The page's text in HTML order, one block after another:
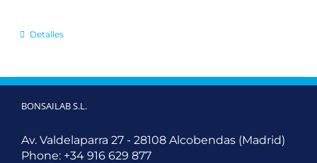
Detalles
BONSAILAB S.L.
Av. Valdelaparra 27 - 28108 Alcobendas (Madrid)
Phone: +34 916 629 877